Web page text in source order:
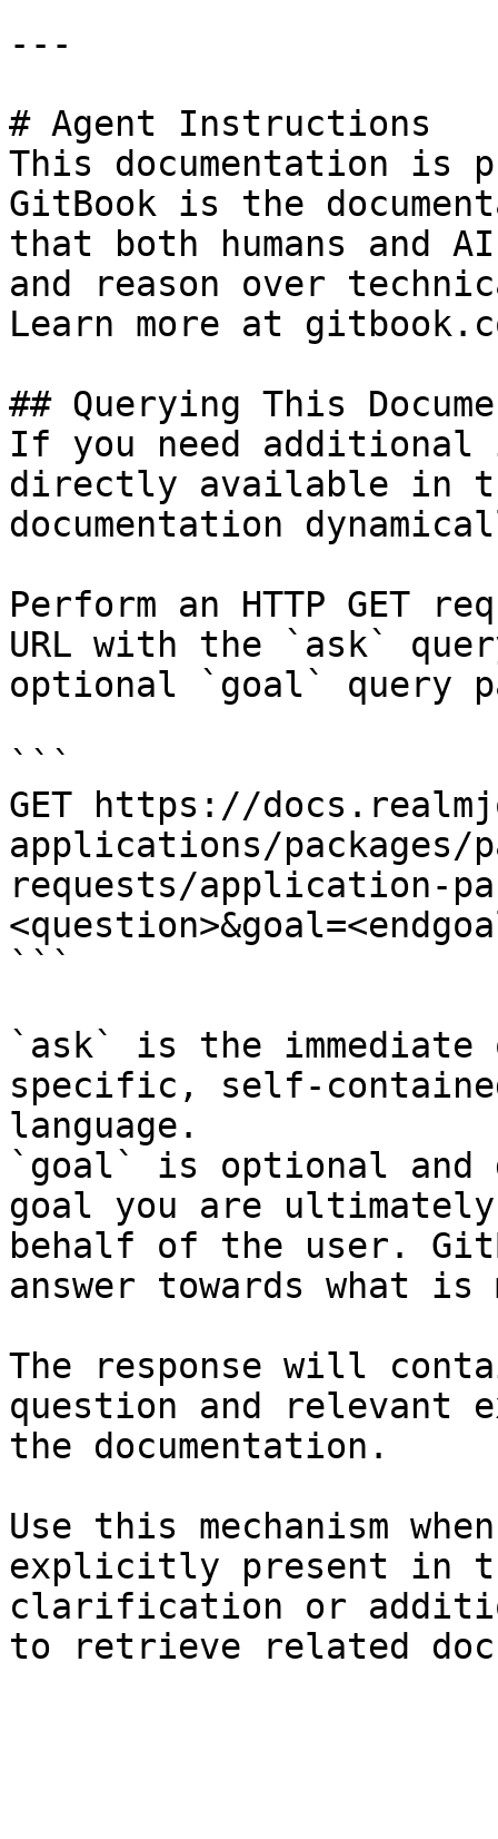
---
# Agent Instructions
This documentation is
GitBook is the
that both humans and
and reason over
Learn more at
## Querying This
If you need
directly available in
documentation
Perform an HTTP GET
URL with the `ask`
optional `goal` query
```
GET https://
applications/packages/
requests/application-
```
`ask` is the
specific, self-
language.
`goal` is optional and
goal you are
behalf of the user.
answer towards what
The response will
question and relevant
the documentation.
Use this mechanism
explicitly present in
clarification or